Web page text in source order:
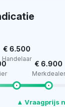
€ 6.500
Handelaar
€ 6.900
▲ Vraagprijs